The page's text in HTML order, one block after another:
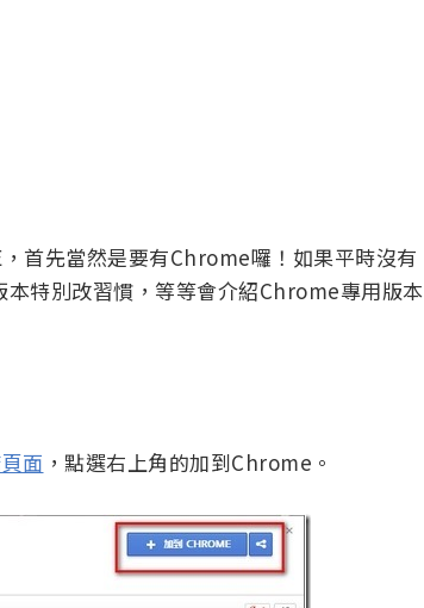
首先當然是要有Chrome囉！如果平時沒有
特別改習慣，等等會介紹Chrome專用版本
面 ，點選右上角的加到Chrome。